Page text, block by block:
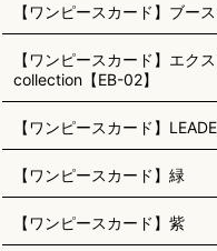
【ワンピースカード】ブー
【ワンピースカード】エク
collection【EB-02】
【ワンピースカード】
【ワンピースカード】緑
【ワンピースカード】紫